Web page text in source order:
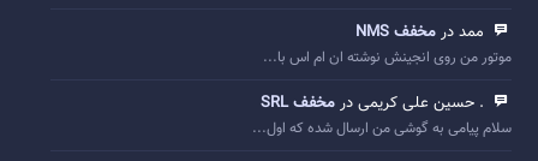
ممد در مخفف NMS
موتور من روی انجینش نوشته ان ام اس با...
. حسین علی کریمی در مخفف SRL
سلام پیامی به گوشی من ارسال شده که اول...